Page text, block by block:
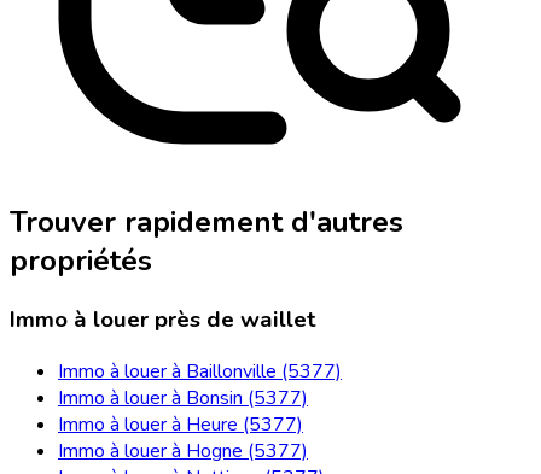
Trouver rapidement d'autres
propriétés
Immo à louer près de waillet
Immo à louer à Baillonville (5377)
Immo à louer à Bonsin (5377)
Immo à louer à Heure (5377)
Immo à louer à Hogne (5377)